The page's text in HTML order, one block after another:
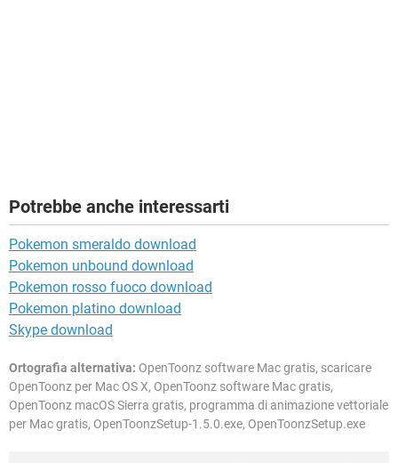
Potrebbe anche interessarti
Pokemon smeraldo download
Pokemon unbound download
Pokemon rosso fuoco download
Pokemon platino download
Skype download
Ortografia alternativa: OpenToonz software Mac gratis, scaricare
OpenToonz per Mac OS X, OpenToonz software Mac gratis,
OpenToonz macOS Sierra gratis, programma di animazione vettoriale
per Mac gratis, OpenToonzSetup-1.5.0.exe, OpenToonzSetup.exe